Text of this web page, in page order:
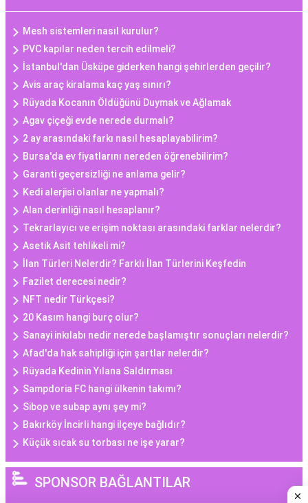
Mesh sistemleri nasıl kurulur?
PVC kapılar neden tercih edilmeli?
İstanbul'dan Üsküpe giderken hangi şehirlerden geçilir?
Avis araç kiralama kaç yaş sınırı?
Rüyada Kocanın Öldüğünü Duymak ve Ağlamak
Agav çiçeği evde nerede durmalı?
2 ay arasındaki farkı nasıl hesaplayabilirim?
Bursa'da ev fiyatlarını nereden öğrenebilirim?
Garanti geçersizliği ne anlama gelir?
Kedi alerjisi olanlar ne yapmalı?
Alan derinliği nasıl hesaplanır?
Tekrarlayıcı ve erişim noktası arasındaki farklar nelerdir?
Asetik Asit tehlikeli mi?
İlan Türleri Nelerdir? Farklı İlan Türlerini Keşfedin
Fazilet derecesi nedir?
NFT nedir Türkçesi?
20 Kasım hangi burç olur?
Sanayi inkılabı nedir nerede başlamıştır sonuçları nelerdir?
Afad'da hak sahipliği için şartlar nelerdir?
Rüyada Kedinin Yılana Saldırması
Sampdoria FC hangi ülkenin takımı?
Sibop ve subap aynı şey mi?
Bakırköy İncirli hangi ilçeye bağlıdır?
Küçük sıcak su torbası ne işe yarar?
SPONSOR BAĞLANTILAR